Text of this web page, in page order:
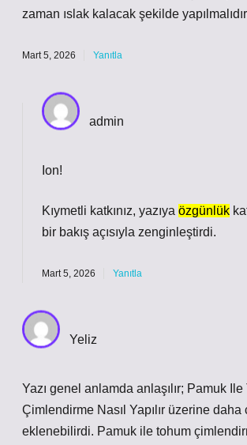
zaman ıslak kalacak şekilde
Mart 5, 2026 Yanıtla
admin
Ion!
Kıymetli katkınız, yazıya özgünlük
bir bakış açısıyla zenginleştirdi.
Mart 5, 2026 Yanıtla
Yeliz
Yazı genel anlamda anlaşılır; Pamuk Ile
Çimlendirme Nasıl Yapılır üzerine
eklenebilirdi. Pamuk ile tohum